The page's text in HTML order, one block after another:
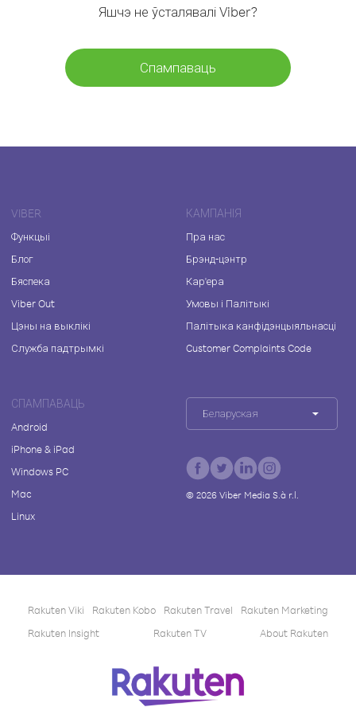
Яшчэ не ўсталявалі Viber?
Спампаваць
VIBER
Функцыі
Блог
Бяспека
Viber Out
Цэны на выклікі
Служба падтрымкі
КАМПАНІЯ
Пра нас
Брэнд-цэнтр
Кар'ера
Умовы і Палітыкі
Палітыка канфідэнцыяльнасці
Customer Complaints Code
СПАМПАВАЦЬ
Android
iPhone & iPad
Windows PC
Mac
Linux
Беларуская
© 2026Viber Media S.à r.l.
Rakuten Viki Rakuten Kobo Rakuten Travel
Rakuten Marketing
Rakuten Insight
Rakuten TV About Rakuten